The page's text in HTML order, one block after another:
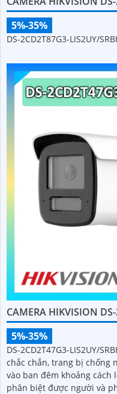
5%-35%
DS-2CD2T87G3-LIS2UY/
CAMERA HIKVISION
5%-35%
DS-2CD2T47G3-LIS2UY/
chắc chắn, trang bị chống nước IP 67, trang bị
vào ban đêm khoảng
phân biệt được người và